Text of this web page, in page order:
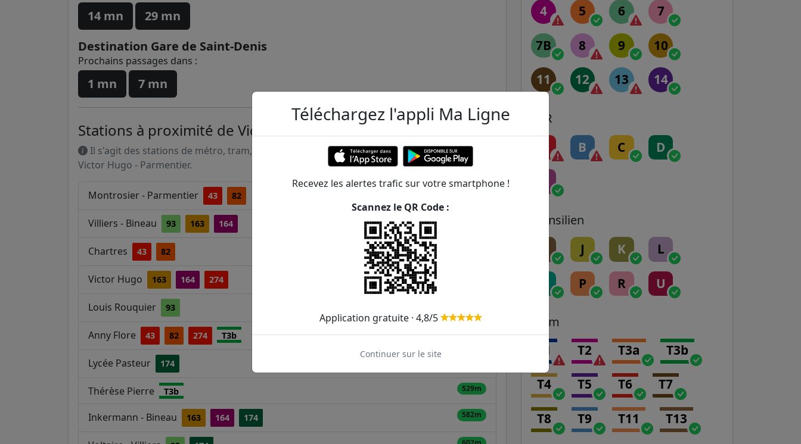
14 mn
29 mn
Destination Gare de Saint-Denis
Prochains passages dans :
1 mn 7 mn
Stations à proximité de Victor Hugo - Parmentier
Il s'agit des stations de métro, tram, RER et transilien situées à moins de 1km de la gare
Victor Hugo - Parmentier.
Montrosier - Parmentier 43 82 298m
Villiers - Bineau 93 163 164
Chartres 43 82
Victor Hugo 163 164 274
Louis Rouquier 93
Anny Flore 43 82 274 T3b 457m
Lycée Pasteur 174
Thérèse Pierre T3b 529m
Inkermann - Bineau 163 164 174 582m
4 5 6 7
7B 8 9 10
11 12 13 14
RER
B C D
Transilien
J K L
P R U
Tram
T1 T2 T3a T3b
T4 T5 T6 T7
T8 T9 T11 T13
Téléchargez l'appli Ma Ligne
Recevez les alertes trafic sur votre smartphone !
Scannez le QR Code :
Application gratuite · 4,8/5
Continuer sur le site